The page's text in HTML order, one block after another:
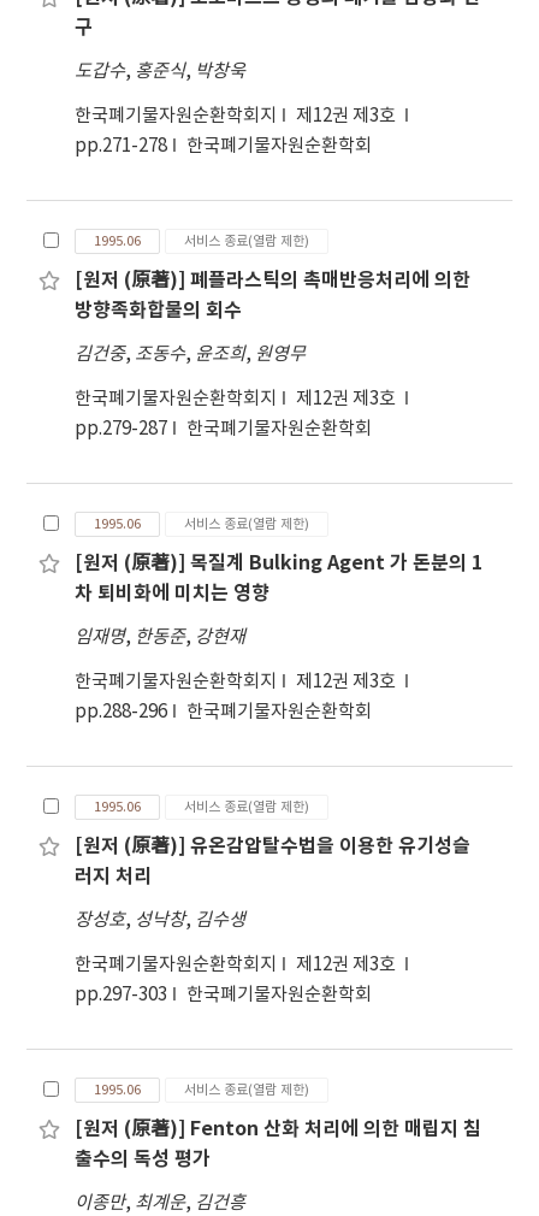
구
도갑수, 홍준식, 박창욱
한국폐기물자원순환학회지
제12권 제3호
pp.271-278
한국폐기물자원순환학회
1995.06 서비스 종료(열람 제한)
[원저 (原著)] 폐플라스틱의 촉매반응처리에 의한
방향족화합물의 회수
김건중, 조동수, 윤조희, 원영무
한국폐기물자원순환학회지
제12권 제3호
pp.279-287
한국폐기물자원순환학회
1995.06 서비스 종료(열람 제한)
[원저 (原著)] 목질계 Bulking Agent 가 돈분의 1
차 퇴비화에 미치는 영향
임재명, 한동준, 강현재
한국폐기물자원순환학회지
제12권 제3호
pp.288-296
한국폐기물자원순환학회
1995.06 서비스 종료(열람 제한)
[원저 (原著)] 유온감압탈수법을 이용한 유기성슬
러지 처리
장성호, 성낙창, 김수생
한국폐기물자원순환학회지
제12권 제3호
pp.297-303
한국폐기물자원순환학회
1995.06 서비스 종료(열람 제한)
[원저 (原著)] Fenton 산화 처리에 의한 매립지 침
출수의 독성 평가
이종만, 최계운, 김건흥